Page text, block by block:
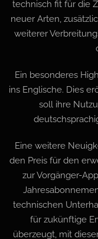
technisch fit für die
neuer Arten,
weiterer
Ein besonderes
ins Englische. Dies
soll ihre
Eine weitere
den Preis für den
zur Vorgänger-
technischen
für zukünftige
überzeugt, mit